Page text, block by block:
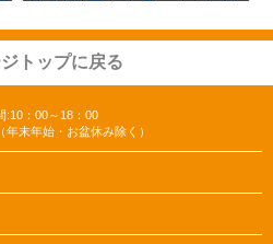
トップに戻る
:10：00～18：00
末年始・お盆休み除く）